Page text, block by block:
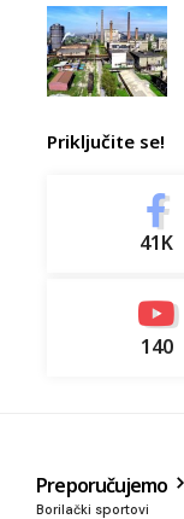
Priključite se!
41K
140
Preporučujemo
Borilački sportovi